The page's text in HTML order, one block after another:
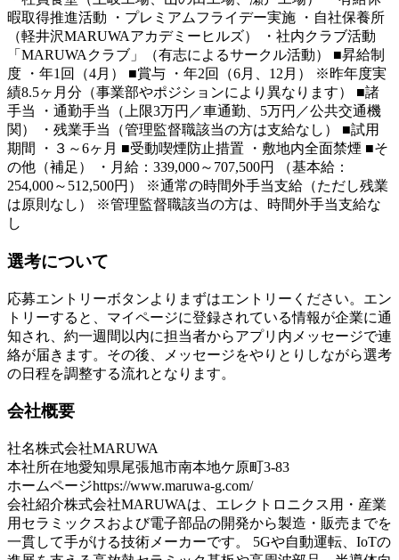
暇取得推進活動 ・プレミアムフライデー実施 ・自社保養所
（軽井沢MARUWAアカデミーヒルズ） ・社内クラブ活動
「MARUWAクラブ」（有志によるサークル活動） ■昇給制
度 ・年1回（4月） ■賞与 ・年2回（6月、12月） ※昨年度実
績8.5ヶ月分（事業部やポジションにより異なります） ■諸
手当 ・通勤手当（上限3万円／車通勤、5万円／公共交通機
関） ・残業手当（管理監督職該当の方は支給なし） ■試用
期間 ・３～6ヶ月 ■受動喫煙防止措置 ・敷地内全面禁煙 ■そ
の他（補足） ・月給：339,000～707,500円 （基本給：
254,000～512,500円） ※通常の時間外手当支給（ただし残業
は原則なし） ※管理監督職該当の方は、時間外手当支給な
し
選考について
応募エントリーボタンよりまずはエントリーください。エン
トリーすると、マイページに登録されている情報が企業に通
知され、約一週間以内に担当者からアプリ内メッセージで連
絡が届きます。その後、メッセージをやりとりしながら選考
の日程を調整する流れとなります。
会社概要
社名株式会社MARUWA
本社所在地愛知県尾張旭市南本地ケ原町3-83
ホームページhttps://www.maruwa-g.com/
会社紹介株式会社MARUWAは、エレクトロニクス用・産業
用セラミックスおよび電子部品の開発から製造・販売までを
一貫して手がける技術メーカーです。 5Gや自動運転、IoTの